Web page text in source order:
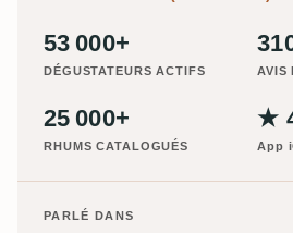
53 000+
DÉGUSTATEURS ACTIFS AVIS
25 000+
RHUMS CATALOGUÉS
★
App
PARLÉ DANS